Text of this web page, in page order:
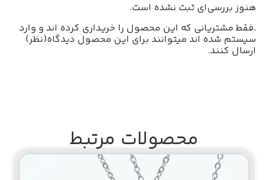
هنوز بررسی‌ای ثبت نشده است.
.فقط مشتریانی که این محصول را خریداری کرده اند و وارد
سیستم شده اند میتوانند برای این محصول دیدگاه(نظر)
ارسال کنند.
محصولات مرتبط